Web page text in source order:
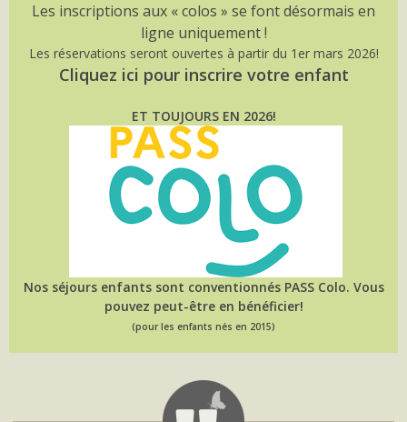
Les inscriptions aux « colos » se font désormais en
ligne uniquement !
Les réservations seront ouvertes à partir du 1er mars 2026!
Cliquez ici pour inscrire votre enfant
ET TOUJOURS EN 2026!
Nos séjours enfants sont conventionnés PASS Colo. Vous
pouvez peut-être en bénéficier!
(pour les enfants nés en 2015)